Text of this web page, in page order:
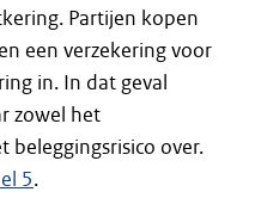
Partijen kopen
een verzekering voor
in. In dat geval
zowel het
beleggingsrisico over.
5.